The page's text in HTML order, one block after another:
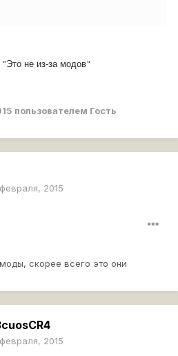
"Это не из-за модов"
пользователем Гость
2015
скорее всего это они
2015